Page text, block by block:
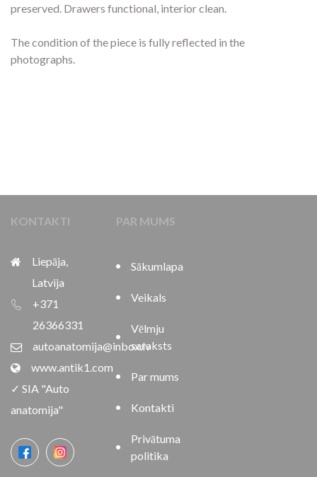
preserved. Drawers functional, interior clean.
The condition of the piece is fully reflected in the
photographs.
KONTAKTI
Liepāja,
Latvija
+371
26366331
autoanatomija@inbox.lv
www.antik1.com
✓ SIA "Auto
anatomija"
PAR MUMS
Sākumlapa
Veikals
Vēlmju
saraksts
Par mums
Kontakti
Privātuma
politika